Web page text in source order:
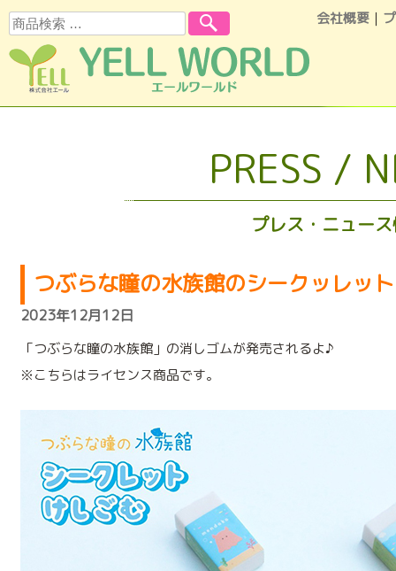
会社概要 ｜
検索
PRESS /
プレス・ニュー
つぶらな瞳の水族館のシークッレッ
2023年12月12日
「つぶらな瞳の水族館」の消しゴムが発売されるよ♪
※こちらはライセンス商品です。